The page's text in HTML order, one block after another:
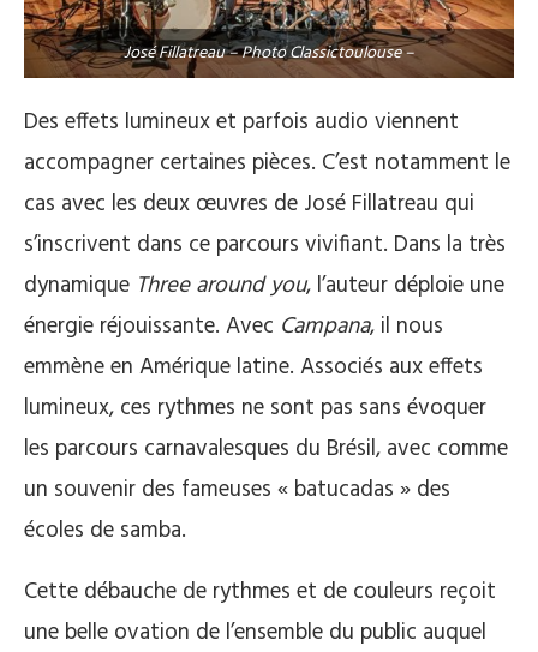
José Fillatreau – Photo Classictoulouse –
Des effets lumineux et parfois audio viennent
accompagner certaines pièces. C’est notamment le
cas avec les deux œuvres de José Fillatreau qui
s’inscrivent dans ce parcours vivifiant. Dans la très
dynamique Three around you, l’auteur déploie une
énergie réjouissante. Avec Campana, il nous
emmène en Amérique latine. Associés aux effets
lumineux, ces rythmes ne sont pas sans évoquer
les parcours carnavalesques du Brésil, avec comme
un souvenir des fameuses « batucadas » des
écoles de samba.
Cette débauche de rythmes et de couleurs reçoit
une belle ovation de l’ensemble du public auquel